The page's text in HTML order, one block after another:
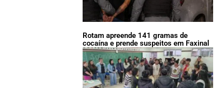
Rotam apreende 141 gramas de
cocaína e prende suspeitos em Faxinal